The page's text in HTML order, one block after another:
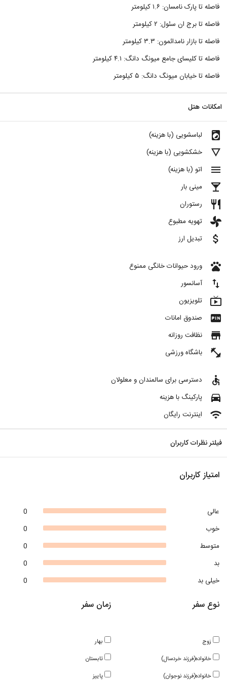
فاصله تا پارک نامسان: ۱.۶ کیلومتر
فاصله تا برج ان سئول: ۲ کیلومتر
فاصله تا بازار نامدائمون: ۳.۳ کیلومتر
فاصله تا کلیسای جامع میونگ دانگ: ۴.۱ کیلومتر
فاصله تا خیابان میونگ دانگ: ۵ کیلومتر
امکانات هتل
local_laundry_service لباسشویی (با هزینه)
details خشکشویی (با هزینه)
menu اتو (با هزینه)
local_bar مینی بار
restaurant رستوران
toys تهویه مطبوع
attach_money تبدیل ارز
pets ورود حیوانات خانگی ممنوع
import_export آسانسور
live_tv تلویزیون
fiber_pin صندوق امانات
store نظافت روزانه
fitness_center باشگاه ورزشی
accessible دسترسی برای سالمندان و معلولان
directions_car پارکینگ با هزینه
wifi اینترنت رایگان
فیلتر نظرات کاربران
امتیاز کاربران
0
عالی
0
خوب
0
متوسط
0
بد
0
خیلی بد
زمان سفر
بهار
تابستان
پاییز
نوع سفر
زوج
خانواده(فرزند خردسال)
خانواده(فرزند نوجوان)